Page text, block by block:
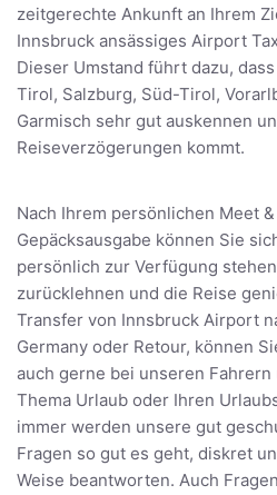
zeitgerechte Ankunft an Ihrem
Innsbruck ansässiges Airport
Dieser Umstand führt dazu,
Tirol, Salzburg, Süd-Tirol,
Garmisch sehr gut auskennen
Reiseverzögerungen kommt.
Nach Ihrem persönlichen Meet
Gepäcksausgabe können Sie
persönlich zur Verfügung
zurücklehnen und die Reise
Transfer von Innsbruck Airport
Germany oder Retour, können
auch gerne bei unseren
Thema Urlaub oder Ihren
immer werden unsere gut
Fragen so gut es geht, diskret
Weise beantworten. Auch